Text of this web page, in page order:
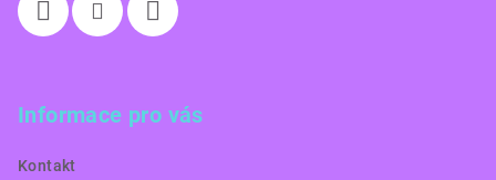
Informace pro vás
Kontakt